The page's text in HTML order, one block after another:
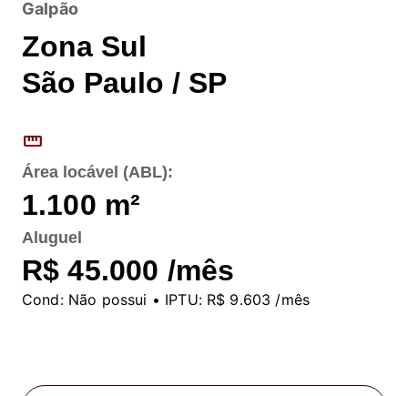
Galpão
Zona Sul
São Paulo / SP
straighten
Área locável (ABL):
1.100 m²
Aluguel
R$ 45.000 /mês
Cond:Não possui • IPTU:R$ 9.603 /mês